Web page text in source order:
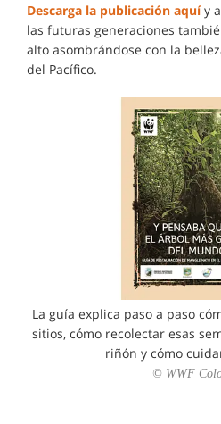
Descarga la publicación aquíy
las futuras generaciones
alto asombrándose con la
del Pacífico.
La guía explica paso a paso
sitios, cómo recolectar esas
riñón y cómo
© WWF